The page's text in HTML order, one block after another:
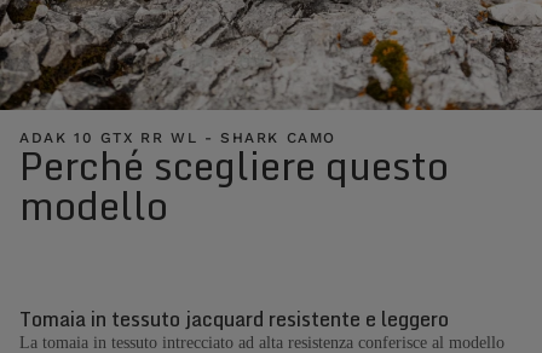
ADAK 10 GTX RR WL - SHARK CAMO
Perché scegliere questo
modello
Tomaia in tessuto jacquard resistente e leggero
La tomaia in tessuto intrecciato ad alta resistenza conferisce al modello